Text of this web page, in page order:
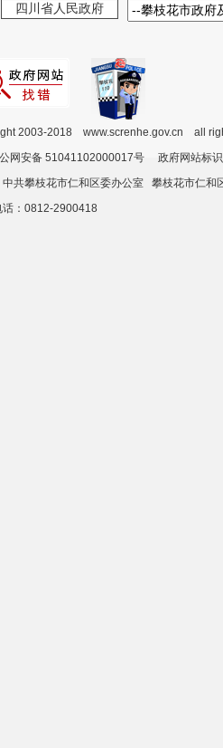
四川省人民政府
2003-2018 www.screnhe.gov.cn all
公网安备 51041102000017号 政府网站
中共攀枝花市仁和区委办公室 攀枝花市仁
话：0812-2900418